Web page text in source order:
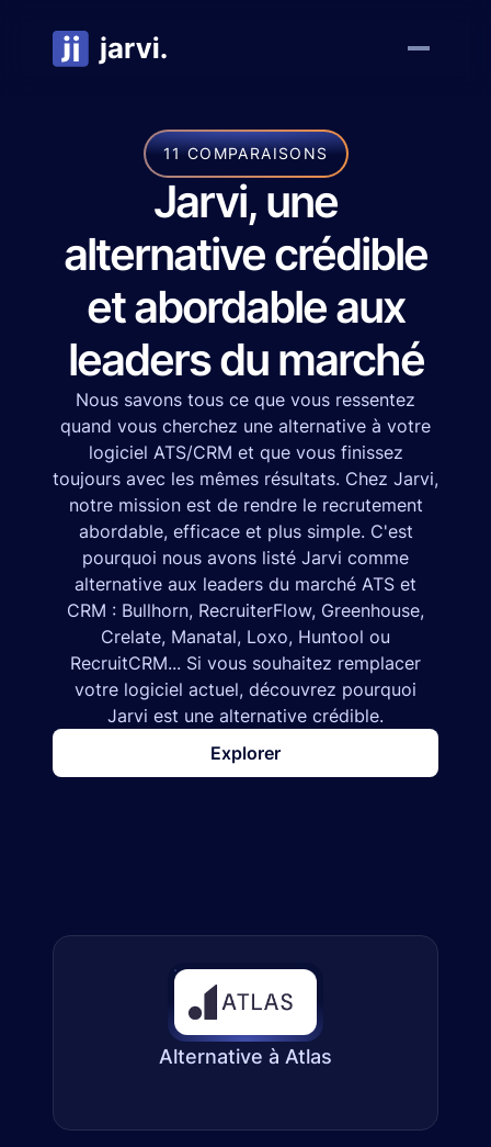
11 COMPARAISONS
Jarvi, une
alternative crédible
et abordable aux
leaders du marché
Nous savons tous ce que vous ressentez
quand vous cherchez une alternative à votre
logiciel ATS/CRM et que vous finissez
toujours avec les mêmes résultats. Chez Jarvi,
notre mission est de rendre le recrutement
abordable, efficace et plus simple. C'est
pourquoi nous avons listé Jarvi comme
alternative aux leaders du marché ATS et
CRM : Bullhorn, RecruiterFlow, Greenhouse,
Crelate, Manatal, Loxo, Huntool ou
RecruitCRM... Si vous souhaitez remplacer
votre logiciel actuel, découvrez pourquoi
Jarvi est une alternative crédible.
Explorer
Alternative à Atlas